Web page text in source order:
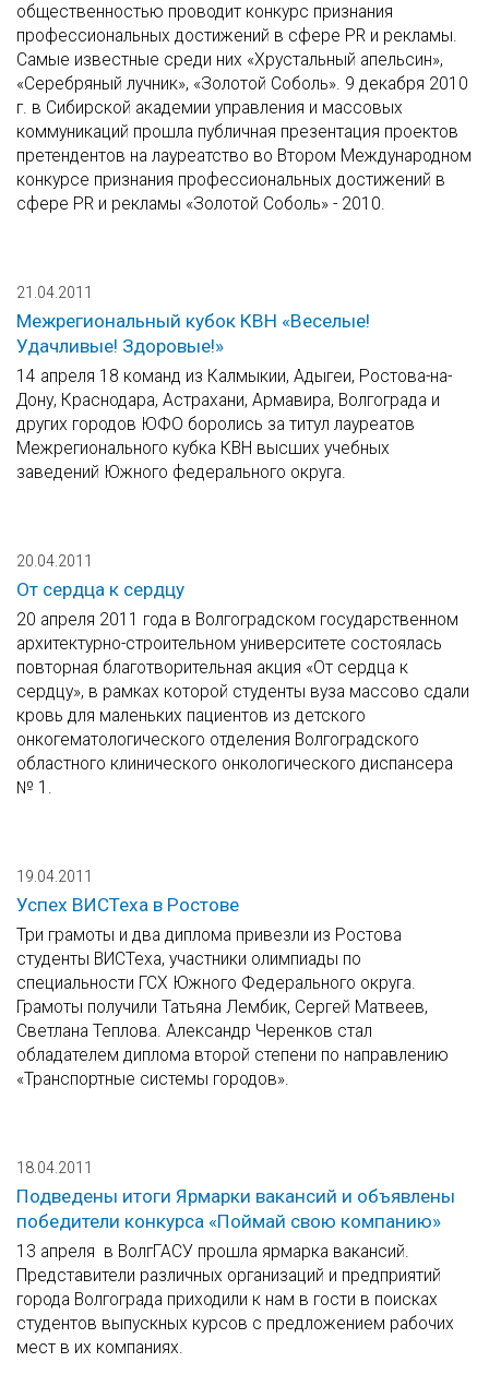
общественностью проводит конкурс признания
профессиональных достижений в сфере PR и рекламы.
Самые известные среди них «Хрустальный апельсин»,
«Серебряный лучник», «Золотой Соболь». 9 декабря 2010
г. в Сибирской академии управления и массовых
коммуникаций прошла публичная презентация проектов
претендентов на лауреатство во Втором Международном
конкурсе признания профессиональных достижений в
сфере PR и рекламы «Золотой Соболь» - 2010.
21.04.2011
Межрегиональный кубок КВН «Веселые!
Удачливые! Здоровые!»
14 апреля 18 команд из Калмыкии, Адыгеи, Ростова-на-
Дону, Краснодара, Астрахани, Армавира, Волгограда и
других городов ЮФО боролись за титул лауреатов
Межрегионального кубка КВН высших учебных
заведений Южного федерального округа.
20.04.2011
От сердца к сердцу
20 апреля 2011 года в Волгоградском государственном
архитектурно-строительном университете состоялась
повторная благотворительная акция «От сердца к
сердцу», в рамках которой студенты вуза массово сдали
кровь для маленьких пациентов из детского
онкогематологического отделения Волгоградского
областного клинического онкологического диспансера
№ 1.
19.04.2011
Успех ВИСТеха в Ростове
Три грамоты и два диплома привезли из Ростова
студенты ВИСТеха, участники олимпиады по
специальности ГСХ Южного Федерального округа.
Грамоты получили Татьяна Лембик, Сергей Матвеев,
Светлана Теплова. Александр Черенков стал
обладателем диплома второй степени по направлению
«Транспортные системы городов».
18.04.2011
Подведены итоги Ярмарки вакансий и объявлены
победители конкурса «Поймай свою компанию»
13 апреля в ВолгГАСУ прошла ярмарка вакансий.
Представители различных организаций и предприятий
города Волгограда приходили к нам в гости в поисках
студентов выпускных курсов с предложением рабочих
мест в их компаниях.